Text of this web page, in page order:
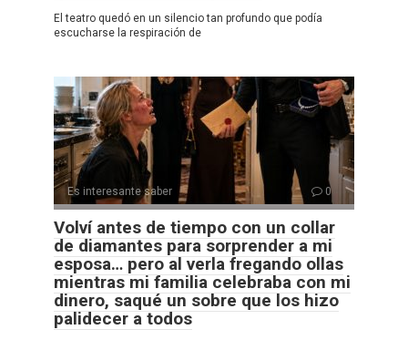
El teatro quedó en un silencio tan profundo que podía
escucharse la respiración de
Es interesante saber 0
Volví antes de tiempo con un collar
de diamantes para sorprender a mi
esposa… pero al verla fregando ollas
mientras mi familia celebraba con mi
dinero, saqué un sobre que los hizo
palidecer a todos